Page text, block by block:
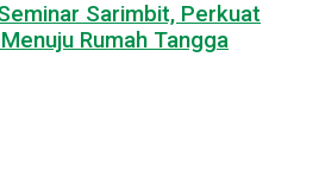
Sarimbit, Perkuat
Rumah Tangga